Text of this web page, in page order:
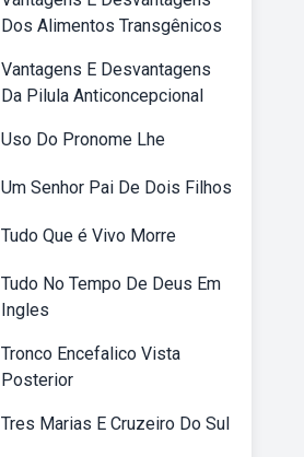
Dos Alimentos Transgênicos
Vantagens E Desvantagens
Da Pilula Anticoncepcional
Uso Do Pronome Lhe
Um Senhor Pai De Dois Filhos
Tudo Que é Vivo Morre
Tudo No Tempo De Deus Em
Ingles
Tronco Encefalico Vista
Posterior
Tres Marias E Cruzeiro Do Sul